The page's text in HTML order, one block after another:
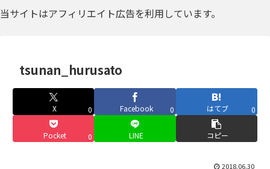
当サイトはアフィリエイト広告を利用しています。
tsunan_hurusato
X 0 Facebook 0 はてブ 0
Pocket 0 LINE コピー
2018.06.30